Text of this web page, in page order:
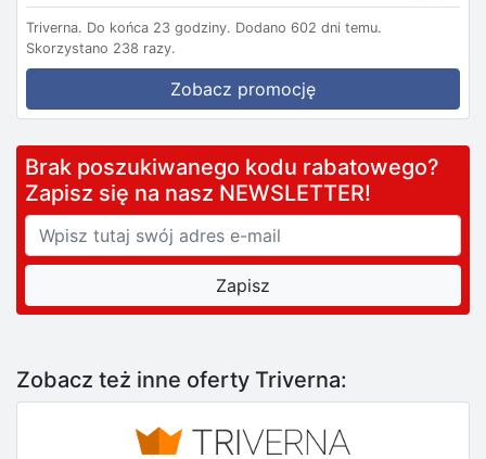
Triverna. Do końca 23 godziny. Dodano 602 dni temu.
Skorzystano 238 razy.
Zobacz promocję
Brak poszukiwanego kodu rabatowego?
Zapisz się na nasz NEWSLETTER!
Zobacz też inne oferty Triverna: